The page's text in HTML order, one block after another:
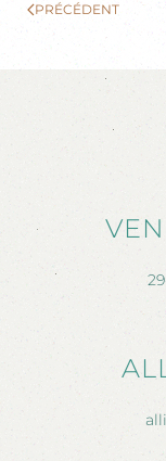
PRÉCÉDENT